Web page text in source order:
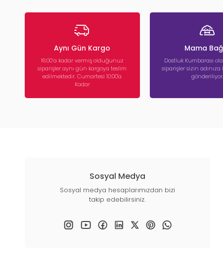
Aynı Gün Kargo
16:00’a kadar vermiş olduğunuz
siparişler aynı gün kargoya teslim
edilmektedir. Cumartesi 10:00'a
Kadar
Mama
Dostluk Kumbarası
siparişler sizin adınıza
gönderiliyor.
Sosyal Medya
Sosyal medya hesaplarımızdan bizi
takip edebilirsiniz.